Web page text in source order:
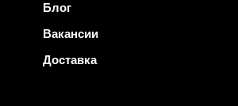
Блог
Вакансии
Доставка